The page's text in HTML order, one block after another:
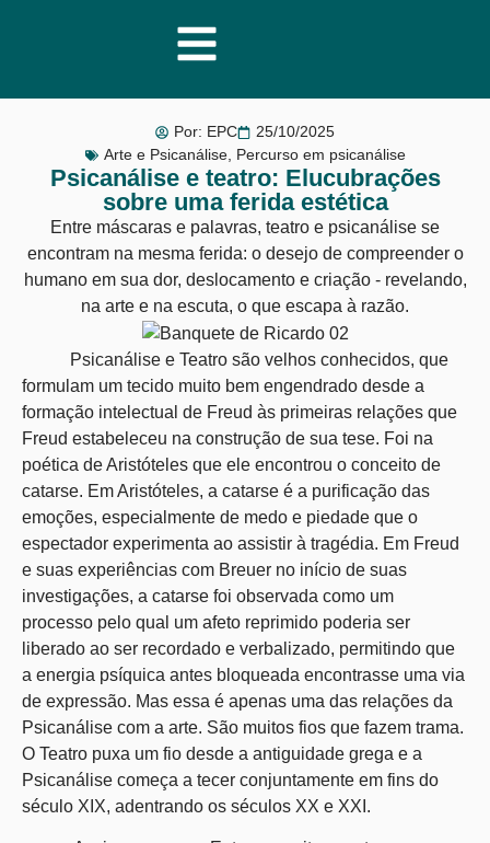
Por: EPC
25/10/2025
Arte e Psicanálise, Percurso em psicanálise
Psicanálise e teatro: Elucubrações
sobre uma ferida estética
Entre máscaras e palavras, teatro e psicanálise se
encontram na mesma ferida: o desejo de compreender o
humano em sua dor, deslocamento e criação - revelando,
na arte e na escuta, o que escapa à razão.
Psicanálise e Teatro são velhos conhecidos, que
formulam um tecido muito bem engendrado desde a
formação intelectual de Freud às primeiras relações que
Freud estabeleceu na construção de sua tese. Foi na
poética de Aristóteles que ele encontrou o conceito de
catarse. Em Aristóteles, a catarse é a purificação das
emoções, especialmente de medo e piedade que o
espectador experimenta ao assistir à tragédia. Em Freud
e suas experiências com Breuer no início de suas
investigações, a catarse foi observada como um
processo pelo qual um afeto reprimido poderia ser
liberado ao ser recordado e verbalizado, permitindo que
a energia psíquica antes bloqueada encontrasse uma via
de expressão. Mas essa é apenas uma das relações da
Psicanálise com a arte. São muitos fios que fazem trama.
O Teatro puxa um fio desde a antiguidade grega e a
Psicanálise começa a tecer conjuntamente em fins do
século XIX, adentrando os séculos XX e XXI.